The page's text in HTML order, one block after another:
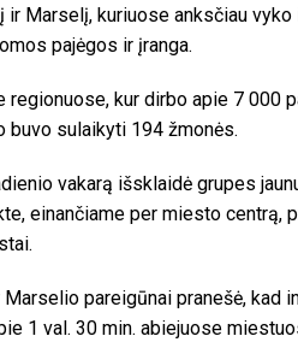
ir Marselį, kuriuose anksčiau
pajėgos ir įranga.
regionuose, kur dirbo apie 7 000
buvo sulaikyti 194 žmonės.
vakarą išsklaidė grupes
einančiame per miesto centrą,
Marselio pareigūnai pranešė, kad
1 val. 30 min. abiejuose